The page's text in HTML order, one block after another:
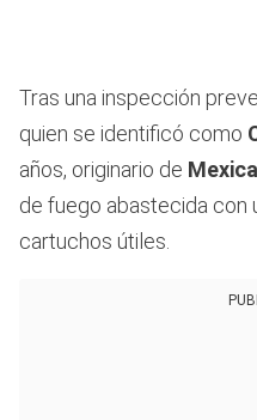
Tras una inspección
quien se identificó como
años, originario de
de fuego abastecida con
cartuchos útiles.